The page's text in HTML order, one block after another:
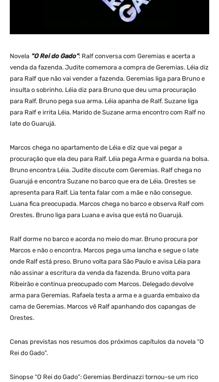
Novela “O Rei do Gado”: Ralf conversa com Geremias e acerta a
venda da fazenda. Judite comemora a compra de Geremias. Léia diz
para Ralf que não vai vender a fazenda. Geremias liga para Bruno e
insulta o sobrinho. Léia diz para Bruno que deu uma procuração
para Ralf. Bruno pega sua arma. Léia apanha de Ralf. Suzane liga
para Ralf e irrita Léia. Marido de Suzane arma encontro com Ralf no
Iate do Guarujá.
Marcos chega no apartamento de Léia e diz que vai pegar a
procuração que ela deu para Ralf. Léia pega Arma e guarda na bolsa.
Bruno encontra Léia. Judite discute com Geremias. Ralf chega no
Guarujá e encontra Suzane no barco que era de Léia. Orestes se
apresenta para Ralf. Lia tenta falar com a mãe e não consegue.
Luana fica preocupada. Marcos chega no barco e observa Ralf com
Orestes. Bruno liga para Luana e avisa que está no Guarujá.
Ralf dorme no barco e acorda no meio do mar. Bruno procura por
Marcos e não o encontra. Marcos pega uma lancha e segue o Iate
onde Ralf está preso. Bruno volta para São Paulo e avisa Léia para
não assinar a escritura da venda da fazenda. Bruno volta para
Ribeirão e continua preocupado com Marcos. Delegado devolve
arma para Geremias. Rafaela testa a arma e a guarda embaixo da
cama de Geremias. Marcos vê Ralf apanhando dos capangas de
Orestes.
Cenas previstas nos resumos dos próximos capítulos da novela “O
Rei do Gado”.
Sinopse “O Rei do Gado”: Geremias Berdinazzi tornou-se um rico